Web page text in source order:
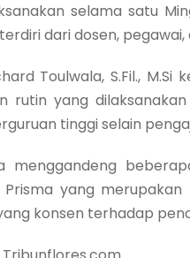
selama satu
dari dosen, pegawai,
Toulwala, S.Fil.,
rutin yang
tinggi selain
menggandeng
yang
konsen terhadap